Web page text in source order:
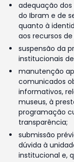
adequação
do Ibram e de
quanto à
aos recursos
suspensão da
institucionais
manutenção
comunicados
informativos,
museus, à
programação
transparência;
submissão
dúvida à
institucional e,